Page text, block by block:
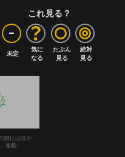
これ見る？
-
未定
気に
なる
たぶん
見る
絶対
見る
階には澪が
連載）